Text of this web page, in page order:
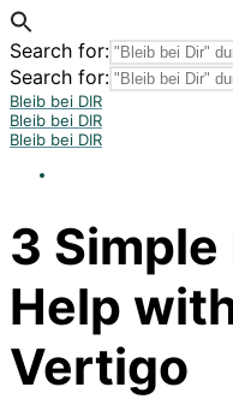
Search for:
Search for:
Bleib bei DIR
Bleib bei DIR
Bleib bei DIR
3
Help
Vertigo